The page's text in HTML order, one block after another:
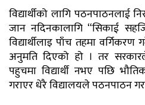
विद्यार्थीको लागि पठनपाठनलाई
जान नदिनकालागि “सिकाई
विद्यार्थीलाइ पाँच तहमा
अनुमति दिएको हो । तर
पहुचमा विद्यार्थी नभए पछि
गराएर धेरै विद्यालयले पठनपाठन